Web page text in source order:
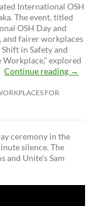
International OSH
The event, titled
OSH Day and
and fairer workplaces
in Safety and
explored
Continue reading →
FOR
ceremony in the
silence. The
Unite’s Sam